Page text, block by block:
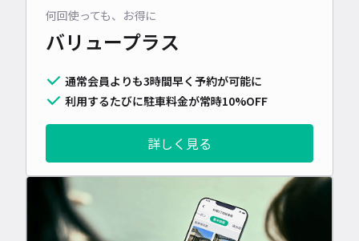
何回使っても、お得に
バリュープラス
通常会員よりも3時間早く予約が可能に
利用するたびに駐車料金が常時10%OFF
詳しく見る